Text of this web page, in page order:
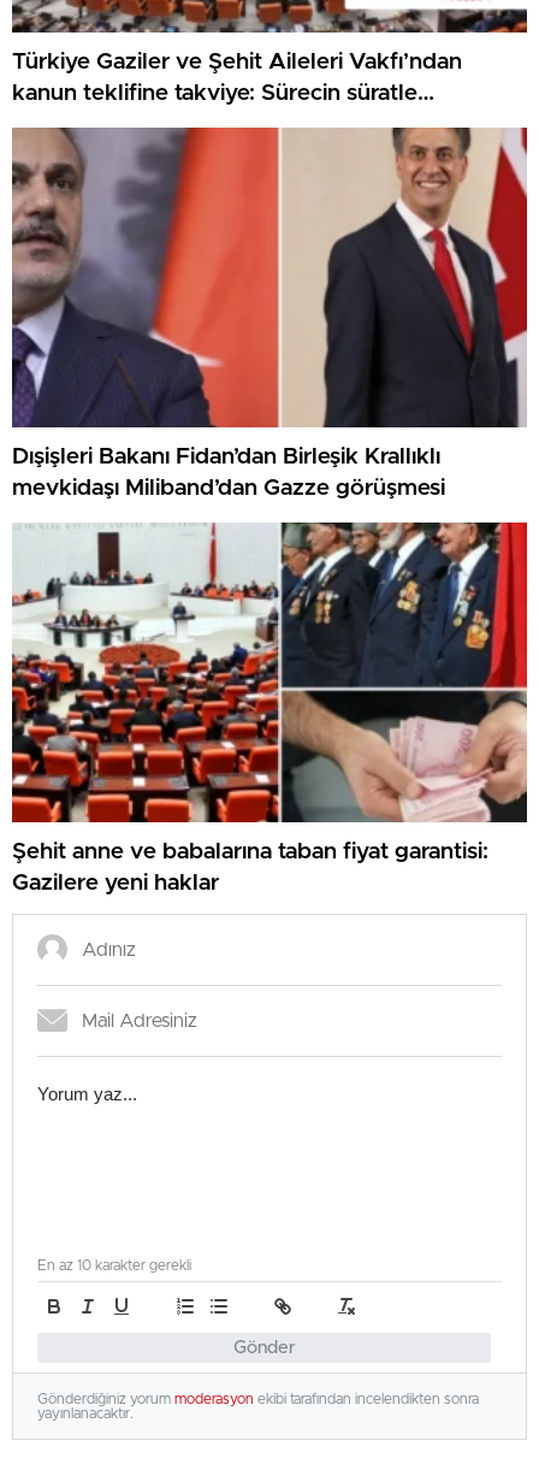
Türkiye Gaziler ve Şehit Aileleri Vakfı’ndan
kanun teklifine takviye: Sürecin süratle
tamamlanmasını temenni ediyoruz
Dışişleri Bakanı Fidan’dan Birleşik Krallıklı
mevkidaşı Miliband’dan Gazze görüşmesi
Şehit anne ve babalarına taban fiyat garantisi:
Gazilere yeni haklar
Gönder
En az 10 karakter gerekli
Gönderdiğiniz yorum moderasyon ekibi tarafından incelendikten sonra
yayınlanacaktır.